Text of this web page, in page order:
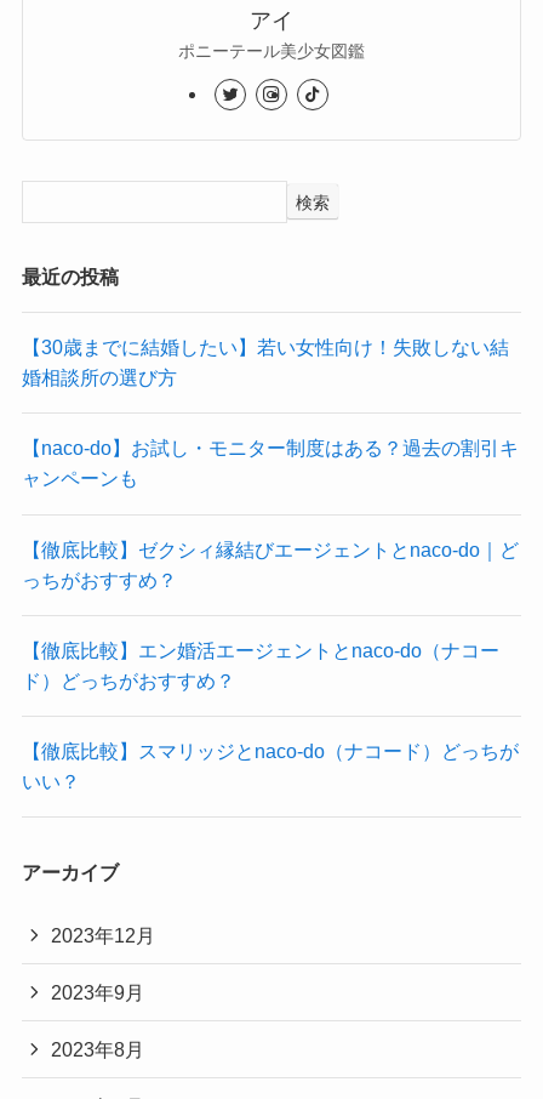
アイ
ポニーテール美少女図鑑
検索
最近の投稿
【30歳までに結婚したい】若い女性向け！失敗しない結
婚相談所の選び方
【naco-do】お試し・モニター制度はある？過去の割引キ
ャンペーンも
【徹底比較】ゼクシィ縁結びエージェントとnaco-do｜ど
っちがおすすめ？
【徹底比較】エン婚活エージェントとnaco-do（ナコー
ド）どっちがおすすめ？
【徹底比較】スマリッジとnaco-do（ナコード）どっちが
いい？
アーカイブ
2023年12月
2023年9月
2023年8月